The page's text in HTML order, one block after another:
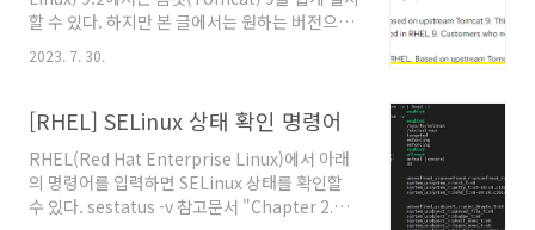
grep mod_jk 톰캣 커넥터 등록 아래의 명령어
를 입력하여 설정 파일을 복사한다. cp
할 수 있다. 하지만 본 글에서는 원하는 버전으로
운로드 아래의 주소에서 톰캣을 다운로드 받는
https://tomcat.apache.org/download-
90.cgi wget
https://dlcdn.apache.org/tomcat/tomcat-
9/v9.0.78/bin/apache-tomcat-
9.0.76.tar.g 2. 그룹 및 유저 생성 톰캣을 실행
2023. 7. 30.
[RHEL] SELinux 상태 확인 명령어
RHEL(Red Hat Enterprise Linux)에서 아래
의 명령어를 입력하면 SELinux 상태를 확인할
수 있다. sestatus -v 참고문서 "Chapter 2.